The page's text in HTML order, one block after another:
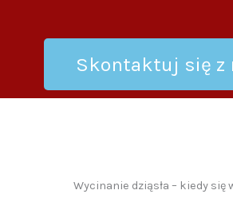
Skontaktuj się z
Wycinanie dziąsła – kiedy się